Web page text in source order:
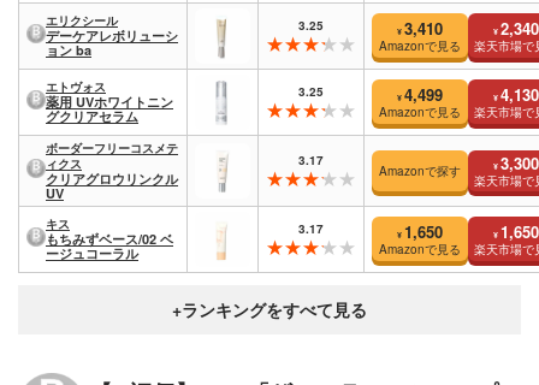
エリクシール
デーケアレボリューシ
ョン ba
3.25 ¥ 3,410
Amazonで見る
¥ 2,340
楽天市場で
エトヴォス
薬用 UVホワイトニン
グクリアセラム
3.25 ¥ 4,499
Amazonで見る
¥ 4,130
楽天市場で
ボーダーフリーコスメテ
ィクス
クリアグロウリンクル
UV
3.17
Amazonで探す ¥ 3,300
楽天市場で
キス
もちみずベース/02 ベ
ージュコーラル
3.17 ¥ 1,650
Amazonで見る
¥ 1,650
楽天市場で